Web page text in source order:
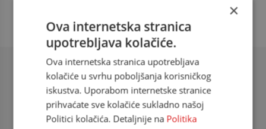
Šećerna bolest tip 2 = kardiovaskularna
doc. dr. sc. Višnja Kokić Maleš,
dr.med., specijalististica
×
Ova internetska stranica
upotrebljava kolačiće.
Ova internetska stranica upotrebljava
kolačiće u svrhu poboljšanja korisničkog
iskustva. Uporabom internetske stranice
prihvaćate sve kolačiće sukladno našoj
Politici kolačića. Detaljnije na Politika